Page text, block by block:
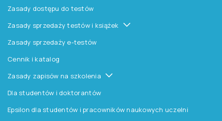
Zasady dostępu do testów
Zasady sprzedaży testów i książek
Zasady sprzedaży e-testów
Cennik i katalog
Zasady zapisów na szkolenia
Dla studentów i doktorantów
Epsilon dla studentów i pracowników naukowych uczelni